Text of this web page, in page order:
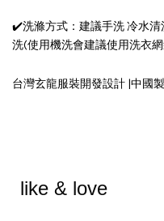
✔️洗滌方式：建議手洗 冷水清
洗(使用機洗會建議使用洗衣
台灣玄龍服裝開發設計 |中國製
like & love